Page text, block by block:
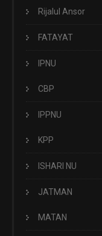
Rijalul Ansor
FATAYAT
IPNU
CBP
IPPNU
KPP
ISHARI NU
JATMAN
MATAN